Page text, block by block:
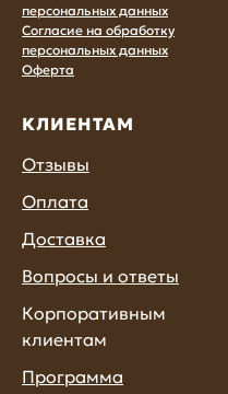
персональных данных
Согласие на обработку
персональных данных
Оферта
КЛИЕНТАМ
Отзывы
Оплата
Доставка
Вопросы и ответы
Корпоративным
клиентам
Программа